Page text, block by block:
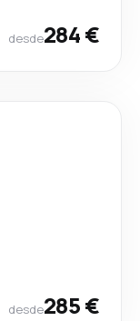
desde284 €
desde285 €